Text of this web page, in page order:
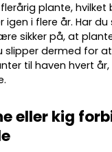
plante, hvilket
igen i flere år. Har
sikker på, at
slipper dermed for
til haven hvert
eller kig